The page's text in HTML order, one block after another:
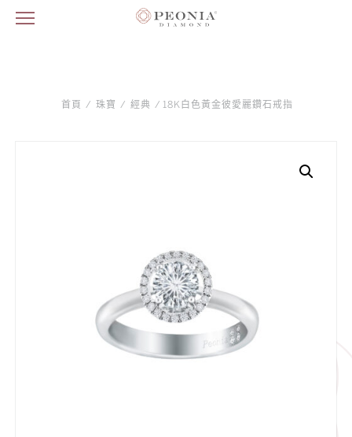
首頁 / 珠寶 / 經典 / 18K白色黃金彼愛麗鑽石戒指